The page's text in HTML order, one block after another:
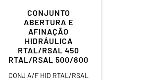
CONJUNTO
ABERTURA E
AFINAÇÃO
HIDRÁULICA
RTAL/RSAL 450
RTAL/RSAL 500/800
CONJ A/F HID RTAL/RSAL